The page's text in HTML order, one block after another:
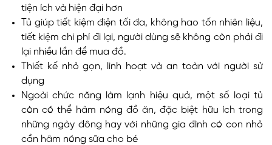
tiện ích và hiện đại hơn
Tủ giúp tiết kiệm điện tối đa, không hao tốn nhiên liệu,
tiết kiệm chi phí đi lại, người dùng sẽ không còn phải đi
lại nhiều lần để mua đồ.
Thiết kế nhỏ gọn, linh hoạt và an toàn với người sử
dụng
Ngoài chức năng làm lạnh hiệu quả, một số loại tủ
còn có thể hâm nóng đồ ăn, đặc biệt hữu ích trong
những ngày đông hay với những gia đình có con nhỏ
cần hâm nóng sữa cho bé